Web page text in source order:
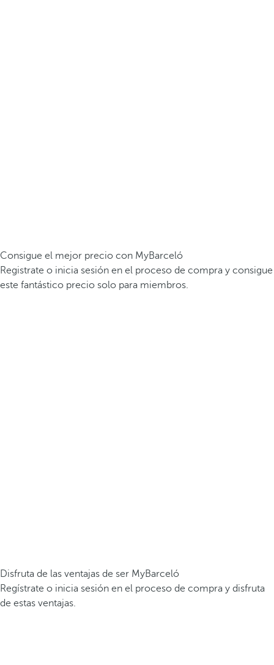
Consigue el mejor precio con MyBarceló
Registrate o inicia sesión en el proceso de compra y consigue
este fantástico precio solo para miembros.
Disfruta de las ventajas de ser MyBarceló
Regístrate o inicia sesión en el proceso de compra y disfruta
de estas ventajas.